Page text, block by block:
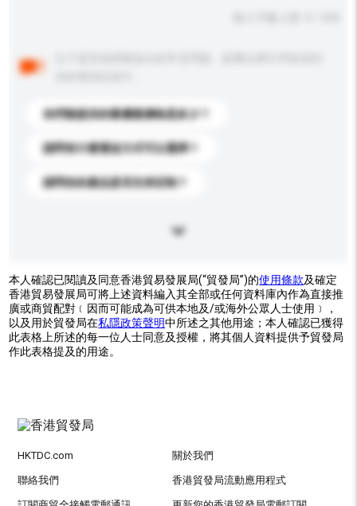
你們能提供的最優惠價格是多少？
請問有什麼運送方式可以選擇？
請問你的產品是否支持定制？
本人確認已閱讀及同意香港貿易發展局(“貿發局”)的使用條款及確定
香港貿易發展局可將上述資料編入其全部或任何資料庫內作為直接推
廣或商貿配對﹝因而可能成為可供本地及/或海外公眾人士使用﹞，
以及用於貿發局在私隱政策聲明中所述之其他用途；本人確認已獲得
此表格上所述的每一位人士同意及授權，將其個人資料提供予貿發局
作此表格提及的用途。
HKTDC.com 關於我們
聯絡我們 香港貿發局流動應用程式